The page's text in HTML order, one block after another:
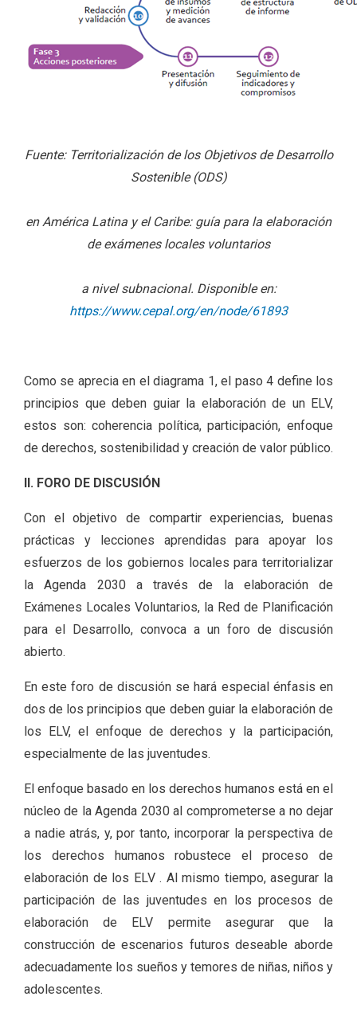
Fuente: Territorialización de los Objetivos de Desarrollo
Sostenible (ODS)
en América Latina y el Caribe: guía para la elaboración
de exámenes locales voluntarios
a nivel subnacional. Disponible en:
https://www.cepal.org/en/node/61893
Como se aprecia en el diagrama 1, el paso 4 define los
principios que deben guiar la elaboración de un ELV,
estos son: coherencia política, participación, enfoque
de derechos, sostenibilidad y creación de valor público.
II. FORO DE DISCUSIÓN
Con el objetivo de compartir experiencias, buenas
prácticas y lecciones aprendidas para apoyar los
esfuerzos de los gobiernos locales para territorializar
la Agenda 2030 a través de la elaboración de
Exámenes Locales Voluntarios, la Red de Planificación
para el Desarrollo, convoca a un foro de discusión
abierto.
En este foro de discusión se hará especial énfasis en
dos de los principios que deben guiar la elaboración de
los ELV, el enfoque de derechos y la participación,
especialmente de las juventudes.
El enfoque basado en los derechos humanos está en el
núcleo de la Agenda 2030 al comprometerse a no dejar
a nadie atrás, y, por tanto, incorporar la perspectiva de
los derechos humanos robustece el proceso de
elaboración de los ELV . Al mismo tiempo, asegurar la
participación de las juventudes en los procesos de
elaboración de ELV permite asegurar que la
construcción de escenarios futuros deseable aborde
adecuadamente los sueños y temores de niñas, niños y
adolescentes.